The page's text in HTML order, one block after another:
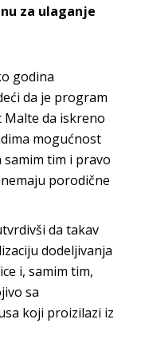
za ulaganje
godina
da je program
da iskreno
mogućnost
tim i pravo
porodične
da takav
dodeljivanja
i, samim tim,
sa
koji proizilazi iz